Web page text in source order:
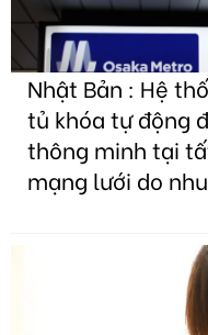
Nhật Bản : Hệ
tủ khóa tự động
thông minh tại
mạng lưới do